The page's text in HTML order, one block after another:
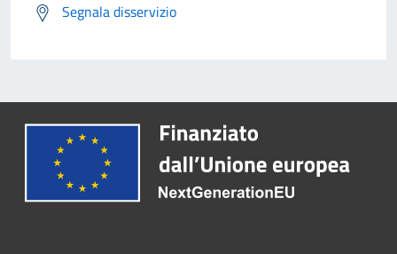
Segnala disservizio